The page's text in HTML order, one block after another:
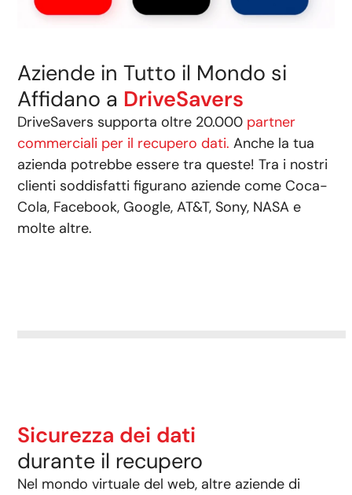
Aziende in Tutto il Mondo si
Affidano a DriveSavers
DriveSavers supporta oltre 20.000 partner
commerciali per il recupero dati. Anche la tua
azienda potrebbe essere tra queste! Tra i nostri
clienti soddisfatti figurano aziende come Coca-
Cola, Facebook, Google, AT&T, Sony, NASA e
molte altre.
Sicurezza dei dati
durante il recupero
Nel mondo virtuale del web, altre aziende di